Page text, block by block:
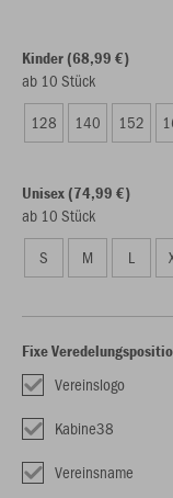
Kinder (68,99 €)
ab 10 Stück
128
140 152
Unisex (74,99 €)
ab 10 Stück
S
M L
Fixe
Vereinslogo
Kabine38
Vereinsname